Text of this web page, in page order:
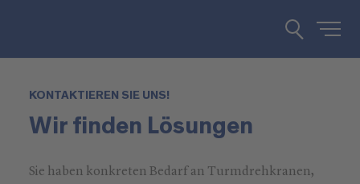
KONTAKTIEREN SIE UNS!
Wir finden Lösungen
Sie haben konkreten Bedarf an Turmdrehkranen,